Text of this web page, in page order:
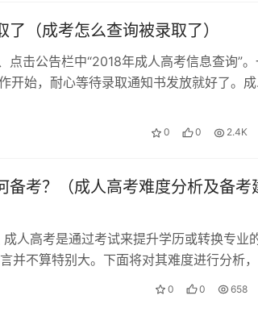
教材费、工本费等，具体数额因地区而异
（成考怎么查询被录取了）
点击公告栏中“2018年成人高考信息查询”
开始，耐心等待录取通知书发放就好了。成
0 0 2.4K
备考？（成人高考难度分析及备考
人高考是通过考试来提升学历或转换专业
并不算特别大。下面将对其难度进行分析，
成人高考的考…
0 0 658